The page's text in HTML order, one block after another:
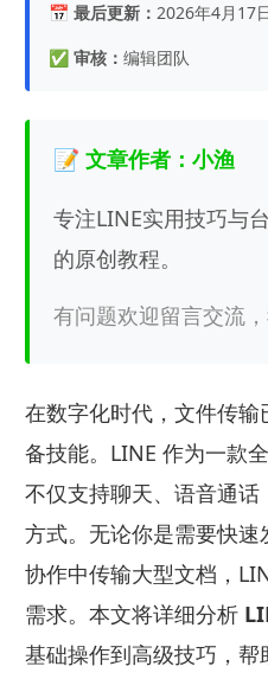
📅 最后更新： 2026年4月17
✅ 审核： 编辑团队
📝 文章作者：小渔
专注LINE实用技巧与
的原创教程。
有问题欢迎留言交流
在数字化时代，文件传
备技能。LINE 作为一款
不仅支持聊天、语音通
方式。无论你是需要快
协作中传输大型文档，
需求。本文将详细分析
基础操作到高级技巧，